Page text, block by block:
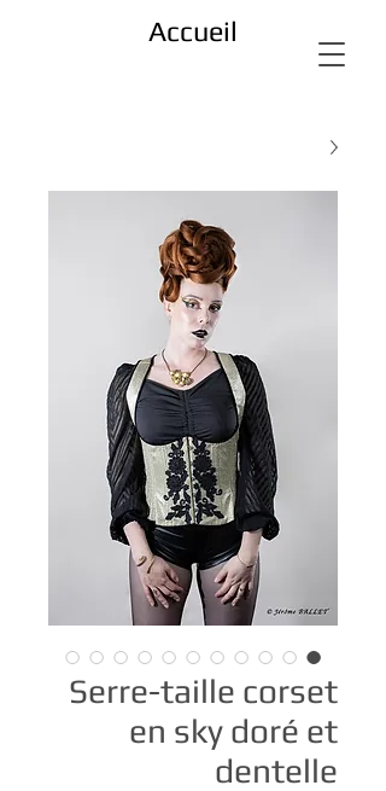
Accueil
Serre-taille corset
en sky doré et
dentelle